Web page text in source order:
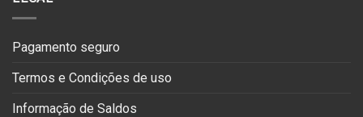
Pagamento seguro
Termos e Condições de uso
Informação de Saldos